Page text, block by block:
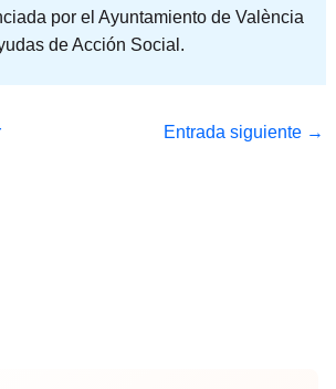
por el Ayuntamiento de València
de Acción Social.
Entrada siguiente →